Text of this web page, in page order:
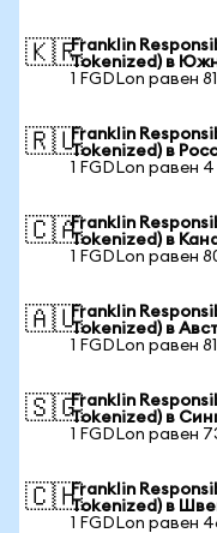
🇰🇷Franklin
Tokenized) в
1 FGDLon равен
🇷🇺Franklin
Tokenized) в
1 FGDLon равен
🇨🇦Franklin
Tokenized) в
1 FGDLon равен
🇦🇺Franklin
Tokenized) в
1 FGDLon равен
🇸🇬Franklin
Tokenized) в
1 FGDLon равен
🇨🇭Franklin
Tokenized) в
1 FGDLon равен